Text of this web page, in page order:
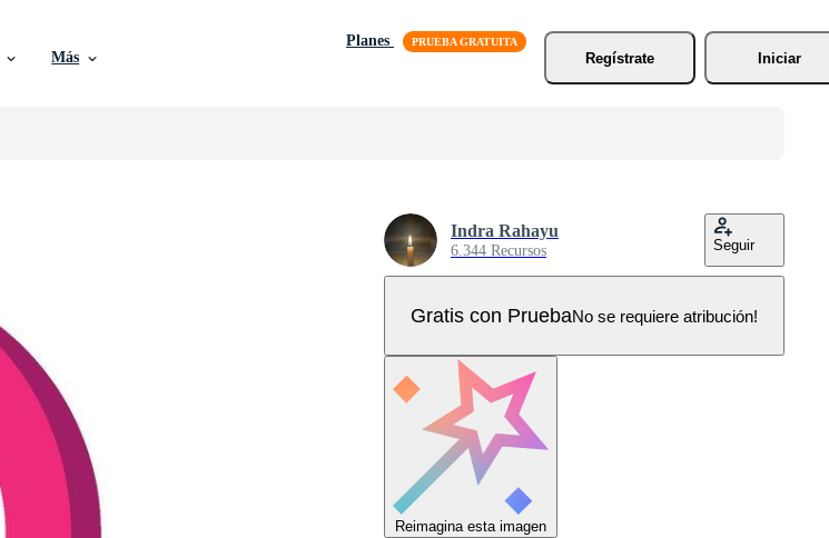
Más
Planes
Regístrate
Iniciar
Indra Rahayu
6.344 Recursos Seguir
Gratis con PruebaNo se requiere atribución!
Reimagina esta imagen